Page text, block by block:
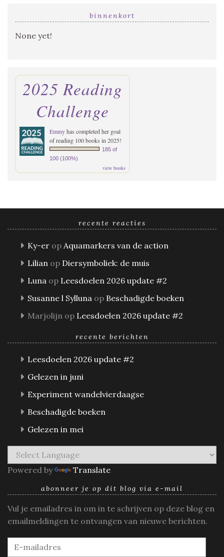
binnenkort
None yet!
2025 Reading
Challenge
Emmyhas completed her goal
of reading 100 books in 2025!
185 of
100 (100%)
view books
recente reacties
Ky-er op Aquamarkers van de action
Lilian op Diersymboliek: de muis
Luna op Leesdoelen 2026 update #2
Susanne l Sylluna op Beschadigde boeken
Marjolijn op Leesdoelen 2026 update #2
recente berichten
Leesdoelen 2026 update #2
Gelezen in juni
Experiment wandelvierdaagse
Beschadigde boeken
Gelezen in mei
Powered by Translate
abonneer je op dit blog via e-mail
Vul je emailadres in om in te schrijven op deze blog en
emailmeldingen te ontvangen van nieuwe berichten.
E-